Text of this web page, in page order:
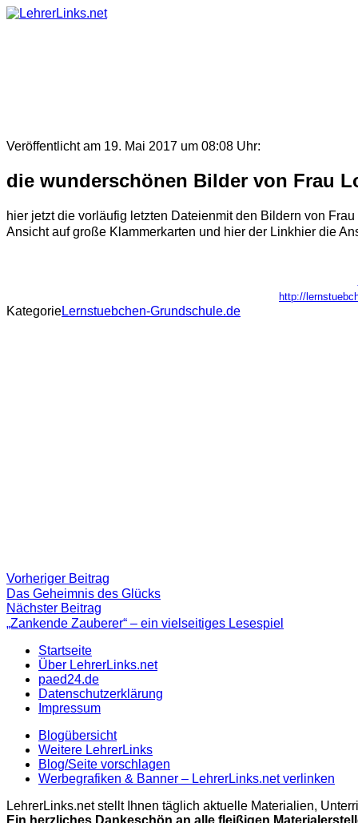
Skip
Veröffentlicht am 19. Mai 2017 um 08:08 Uhr:
die wunderschönen Bilder von Frau
hier jetzt die vorläufig letzten Dateienmit den Bildern von
Ansicht auf große Klammerkarten und hier der Linkhier die
http://
KategorieLernstuebchen-Grundschule.de
Beitragsnavigation
Vorheriger Beitrag
Beitrag:
Das Geheimnis des Glücks
Nächster Beitrag
Beitrag
„Zankende Zauberer“ – ein vielseitiges Lesespiel
Startseite
Über LehrerLinks.net
paed24.de
Datenschutzerklärung
Impressum
Blogübersicht
Weitere LehrerLinks
Blog/Seite vorschlagen
Werbegrafiken & Banner – LehrerLinks.net verlinken
LehrerLinks.net stellt Ihnen täglich aktuelle Materialien,
Ein herzliches Dankeschön an alle fleißigen